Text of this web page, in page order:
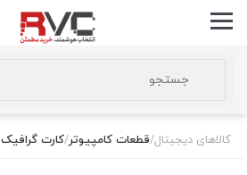
کالاهای دیجیتال/قطعات کامپیوتر/کارت گرافیک